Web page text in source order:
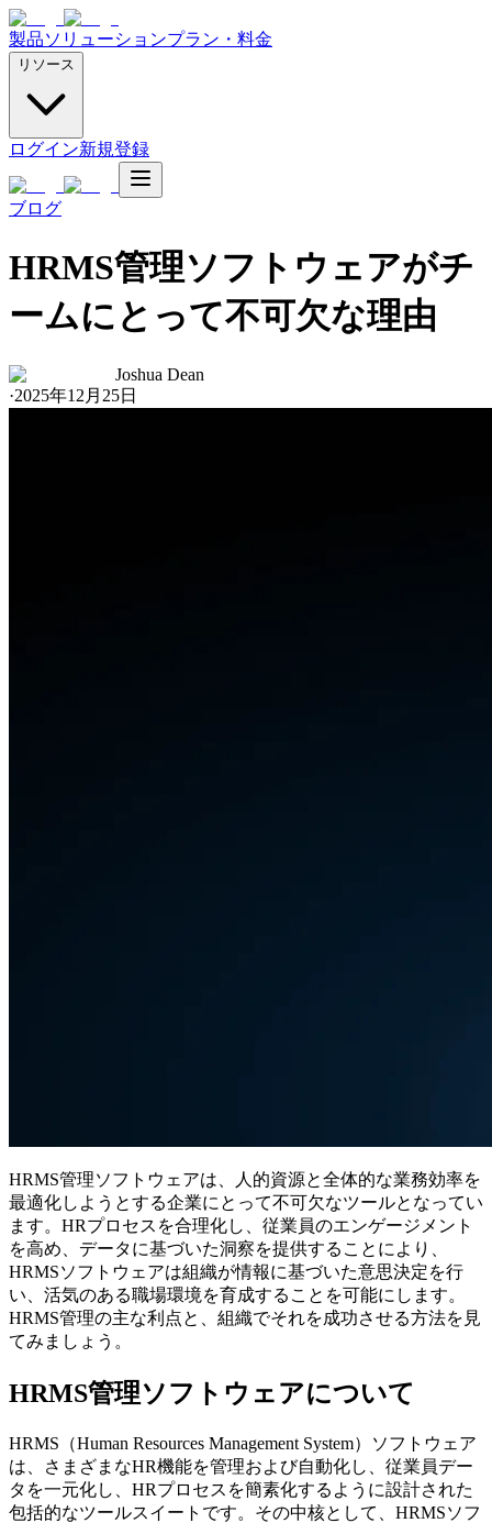
製品ソリューションプラン・料金
リソース
ログイン新規登録
ブログ
HRMS管理ソフトウェアがチ
ームにとって不可欠な理由
Joshua Dean
·2025年12月25日
HRMS管理ソフトウェアは、人的資源と全体的な業務効率を
最適化しようとする企業にとって不可欠なツールとなってい
ます。HRプロセスを合理化し、従業員のエンゲージメント
を高め、データに基づいた洞察を提供することにより、
HRMSソフトウェアは組織が情報に基づいた意思決定を行
い、活気のある職場環境を育成することを可能にします。
HRMS管理の主な利点と、組織でそれを成功させる方法を見
てみましょう。
HRMS管理ソフトウェアについて
HRMS（Human Resources Management System）ソフトウェア
は、さまざまなHR機能を管理および自動化し、従業員デー
タを一元化し、HRプロセスを簡素化するように設計された
包括的なツールスイートです。その中核として、HRMSソフ